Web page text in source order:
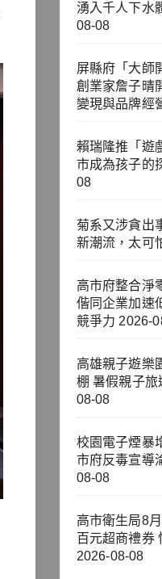
湧入千人下水
08-08
屏縣府「大師
創業家詹子
變現與品牌經
賴瑞隆推「
市成為孩子的
08
菊系又涉貪出
新潮流，太可
高市府整合淨
偕同企業加速
競爭力 2026-
高雄親子遊樂
棚 暑假親子
08-08
校園電子煙暴
市府反毒宣導
08-08
高市衛生局8
百元超商禮券
2026-08-08